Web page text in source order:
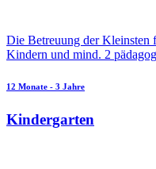
Die Betreuung der Kleinsten
Kindern und mind. 2
12 Monate - 3 Jahre
Kindergarten